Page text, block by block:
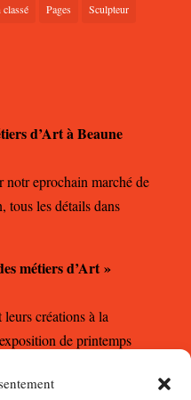
Pages Sculpteur
d’Art à Beaune
notr eprochain marché de
tous les détails dans
métiers d’Art »
créations à la
de printemps